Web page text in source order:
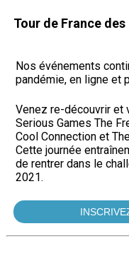
Tour de France
Nos événements
pandémie, en ligne et
Venez re-découvrir et
Serious Games The
Cool Connection et
Cette journée
de rentrer dans le
2021.